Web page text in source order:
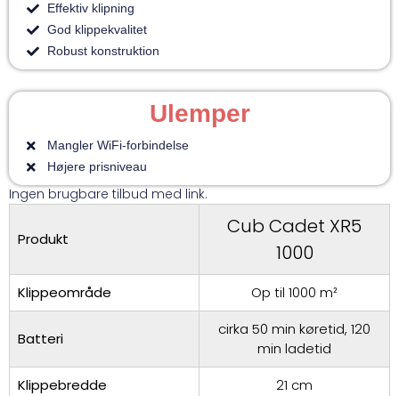
Effektiv klipning
God klippekvalitet
Robust konstruktion
Ulemper
Mangler WiFi-forbindelse
Højere prisniveau
Ingen brugbare tilbud med link.
Produkt
Cub Cadet XR5
1000
Klippeområde Op til 1000 m²
Batteri
cirka 50 min køretid, 120
min ladetid
Klippebredde
21 cm